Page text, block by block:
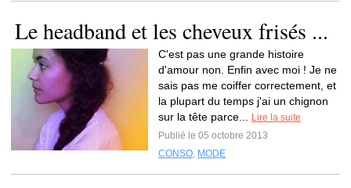
Le headband et les cheveux frisés ...
C'est pas une grande histoire
d'amour non. Enfin avec moi ! Je ne
sais pas me coiffer correctement, et
la plupart du temps j'ai un chignon
sur la tête parce...
Lire la suite
Publié le 05 octobre 2013
CONSO, MODE